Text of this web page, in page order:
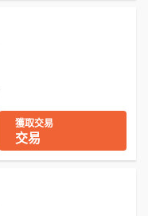
獲取交易
交易